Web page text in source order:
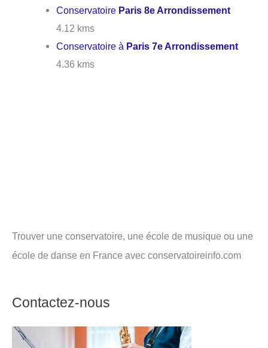
Conservatoire Paris 8e Arrondissement
4.12 kms
Conservatoire à Paris 7e Arrondissement
4.36 kms
Trouver une conservatoire, une école de musique ou une
école de danse en France avec conservatoireinfo.com
Contactez-nous